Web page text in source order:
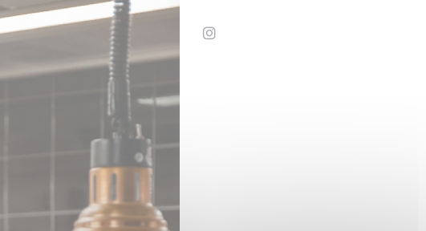
Instagram ((otevře se v novém okně))